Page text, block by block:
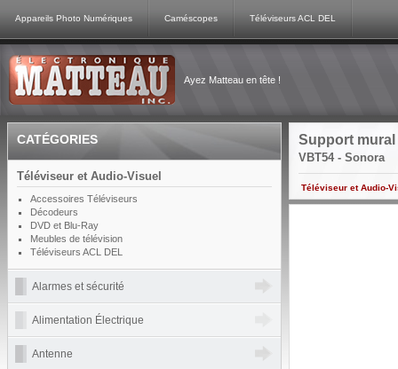
Appareils Photo Numériques Caméscopes Téléviseurs ACL DEL
Ayez Matteau en tête !
Support mural
VBT54 - Sonora
Téléviseur et Audio-
CATÉGORIES
Téléviseur et Audio-Visuel
Accessoires Téléviseurs
Décodeurs
DVD et Blu-Ray
Meubles de télévision
Téléviseurs ACL DEL
Alarmes et sécurité
Alimentation Électrique
Antenne